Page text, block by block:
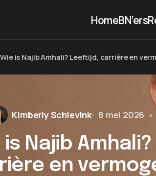
HomeBN’ers
Wie is Najib Amhali? Leeftijd, carrière en
Kimberly Schievink 8 mei 2026 •
is Najib
en